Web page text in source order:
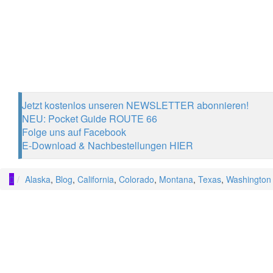
Jetzt kostenlos unseren NEWSLETTER abonnieren!
NEU: Pocket Guide ROUTE 66
Folge uns auf Facebook
E-Download & Nachbestellungen HIER
Alaska, Blog, California, Colorado, Montana, Texas, Washington